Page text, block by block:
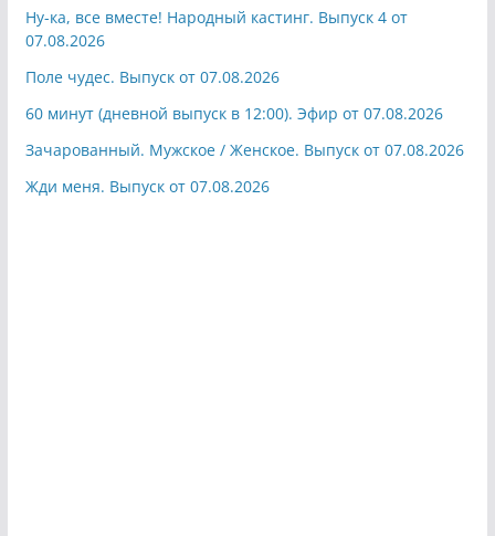
Ну-ка, все вместе! Народный кастинг. Выпуск 4 от
07.08.2026
Поле чудес. Выпуск от 07.08.2026
60 минут (дневной выпуск в 12:00). Эфир от 07.08.2026
Зачарованный. Мужское / Женское. Выпуск от 07.08.2026
Жди меня. Выпуск от 07.08.2026